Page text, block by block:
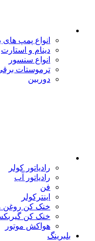
انواع پمپ های
دینام و استارت
انواع سنسور
ترموستات
دوربین
رادیاتور کولر
رادیاتور آب
فن
اینترکولر
خنک کن روغن
خنک کن
هواکش موتور
بلبرینگ